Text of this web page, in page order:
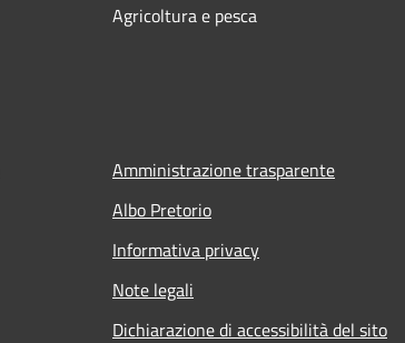
Agricoltura e pesca
Amministrazione trasparente
Albo Pretorio
Informativa privacy
Note legali
Dichiarazione di accessibilità del sito